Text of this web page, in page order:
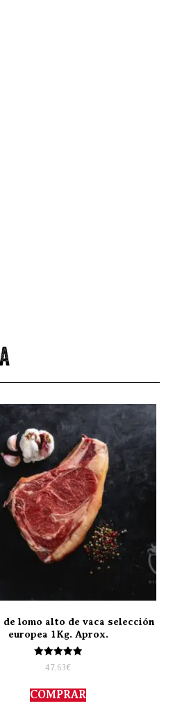
de lomo alto de vaca selección
europea 1Kg. Aprox.
Valorado
con
de 5
47,63€
COMPRAR